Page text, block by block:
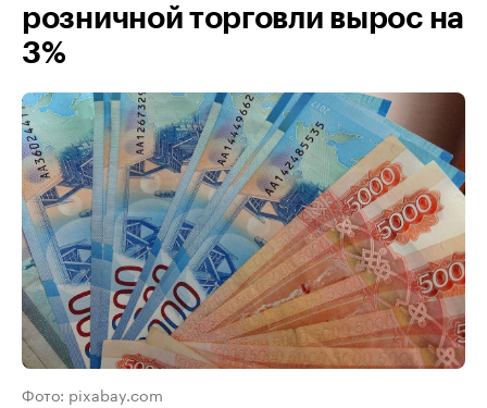
розничной торговли вырос на
3%
Фото: pixabay.com